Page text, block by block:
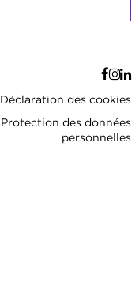
Déclaration des cookies
Protection des données
personnelles